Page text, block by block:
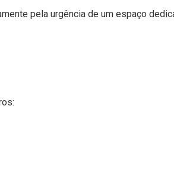
pela urgência de um espaço